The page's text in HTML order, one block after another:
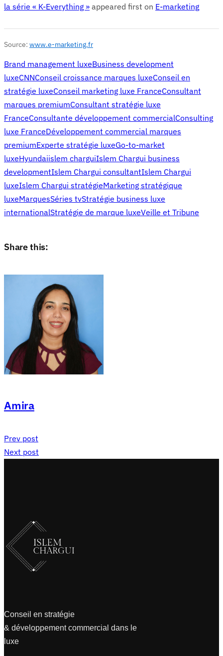
la série « K-Everything » appeared first on E-marketing
Source: www.e-marketing.fr
Brand management luxeBusiness development
luxeCNNConseil croissance marques luxeConseil en
stratégie luxeConseil marketing luxe FranceConsultant
marques premiumConsultant stratégie luxe
FranceConsultante développement commercialConsulting
luxe FranceDéveloppement commercial marques
premiumExperte stratégie luxeGo-to-market
luxeHyundaiislem charguiIslem Chargui business
developmentIslem Chargui consultantIslem Chargui
luxeIslem Chargui stratégieMarketing stratégique
luxeMarquesSéries tvStratégie business luxe
internationalStratégie de marque luxeVeille et Tribune
Share this:
Amira
Prev post
Next post
Conseil en stratégie
& développement commercial dans le
luxe